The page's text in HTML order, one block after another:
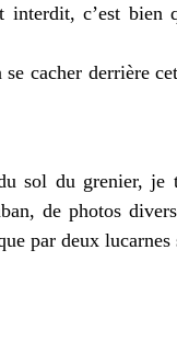
interdit, c’est
cacher derrière
sol du grenier,
de photos
par deux lucarnes